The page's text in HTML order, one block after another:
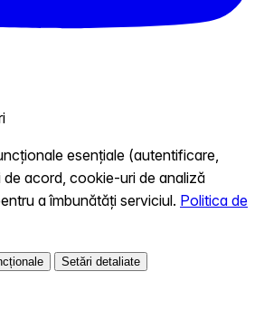
esențiale (autentificare,
de acord, cookie-uri de analiză
a îmbunătăți serviciul. Politica de
Setări detaliate